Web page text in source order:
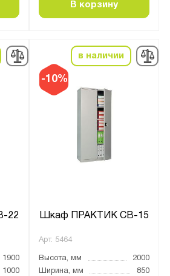
В корзину
22
1900
1000
-10%
в наличии
Шкаф ПРАКТИК СВ-15
Арт. 5464
Высота, мм
2000
Ширина, мм
850
шт.:
ящиков, шт.: